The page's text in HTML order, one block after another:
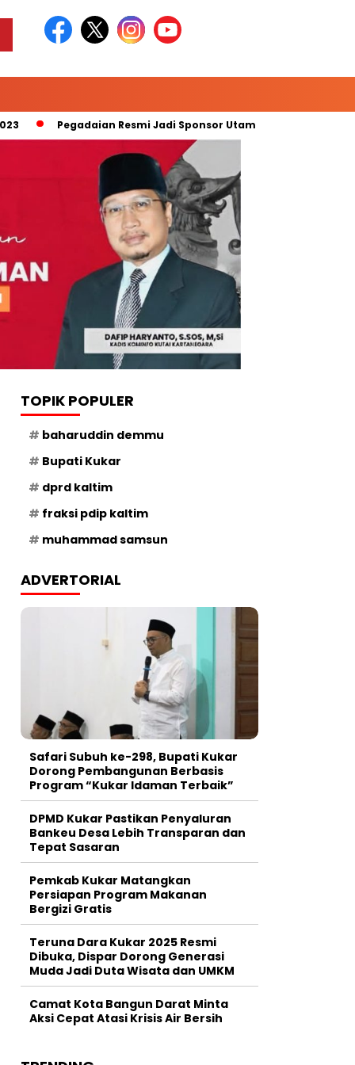
Pegadaian Resmi Jadi Sponsor Utama “Pegadaian Liga 2
TOPIK POPULER
baharuddin demmu
Bupati Kukar
dprd kaltim
fraksi pdip kaltim
muhammad samsun
ADVERTORIAL
Safari Subuh ke-298, Bupati Kukar
Dorong Pembangunan Berbasis
Program “Kukar Idaman Terbaik”
DPMD Kukar Pastikan Penyaluran
Bankeu Desa Lebih Transparan dan
Tepat Sasaran
Pemkab Kukar Matangkan
Persiapan Program Makanan
Bergizi Gratis
Teruna Dara Kukar 2025 Resmi
Dibuka, Dispar Dorong Generasi
Muda Jadi Duta Wisata dan UMKM
Camat Kota Bangun Darat Minta
Aksi Cepat Atasi Krisis Air Bersih